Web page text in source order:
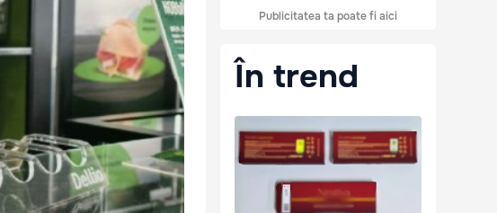
Publicitatea ta poate fi aici
În trend